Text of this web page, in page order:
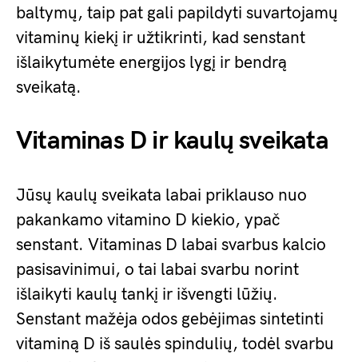
baltymų, taip pat gali papildyti suvartojamų
vitaminų kiekį ir užtikrinti, kad senstant
išlaikytumėte energijos lygį ir bendrą
sveikatą.
Vitaminas D ir kaulų sveikata
Jūsų kaulų sveikata labai priklauso nuo
pakankamo vitamino D kiekio, ypač
senstant. Vitaminas D labai svarbus kalcio
pasisavinimui, o tai labai svarbu norint
išlaikyti kaulų tankį ir išvengti lūžių.
Senstant mažėja odos gebėjimas sintetinti
vitaminą D iš saulės spindulių, todėl svarbu